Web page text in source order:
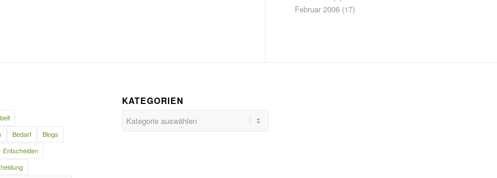
Februar 2006 (17)
Bedarf
Blogs
Entscheiden
KATEGORIEN